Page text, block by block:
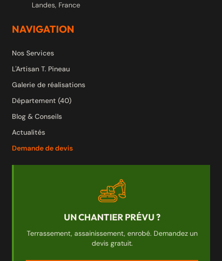
Landes, France
NAVIGATION
Nos Services
L'Artisan T. Pineau
Galerie de réalisations
Département (40)
Blog & Conseils
Actualités
Demande de devis
UN CHANTIER PRÉVU ?
Terrassement, assainissement, enrobé. Demandez un
devis gratuit.